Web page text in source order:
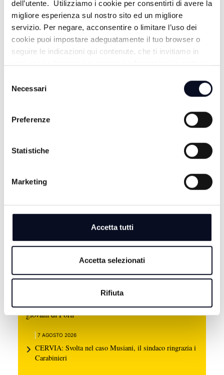
dell’utente. Utilizziamo i cookie per consentirti di avere la
migliore esperienza sul nostro sito ed un migliore
servizio. Per negare, acconsentire o limitare l’uso dei
cookie puoi impostare adeguatamente il tuo browser o
seguire le indicazioni qui contenute, che ti invitiamo in
ogni caso a leggere per maggiori informazioni in materia
delNecessari
Preferenze
Statistiche
Marketing
Accetta tutti
Accetta selezionati
Rifiuta
CERVIA: Svolta nell'omicidio Musiani, arrestati 4
giovani di Forlì
7 AGOSTO 2026
CERVIA: Svolta nel caso Musiani, il sindaco ringrazia i
Carabinieri